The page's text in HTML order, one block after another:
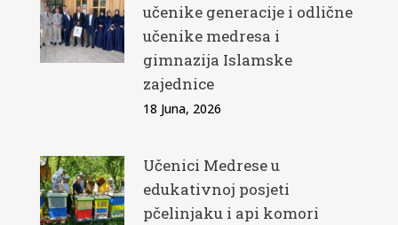
učenike generacije i odlične
učenike medresa i
gimnazija Islamske
zajednice
18 Juna, 2026
Učenici Medrese u
edukativnoj posjeti
pčelinjaku i api komori